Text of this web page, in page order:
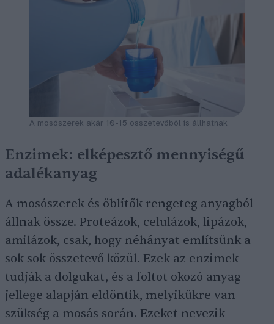
A mosószerek akár 10-15 összetevőből is állhatnak
Enzimek: elképesztő mennyiségű
adalékanyag
A mosószerek és öblítők rengeteg anyagból
állnak össze. Proteázok, celulázok, lipázok,
amilázok, csak, hogy néhányat említsünk a
sok sok összetevő közül. Ezek az enzimek
tudják a dolgukat, és a foltot okozó anyag
jellege alapján eldöntik, melyikükre van
szükség a mosás során. Ezeket nevezik